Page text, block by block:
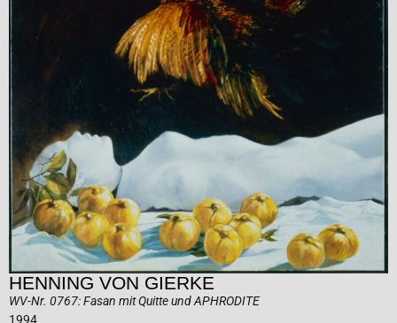
HENNING VON GIERKE
WV-Nr. 0767: Fasan mit Quitte und APHRODITE
1994